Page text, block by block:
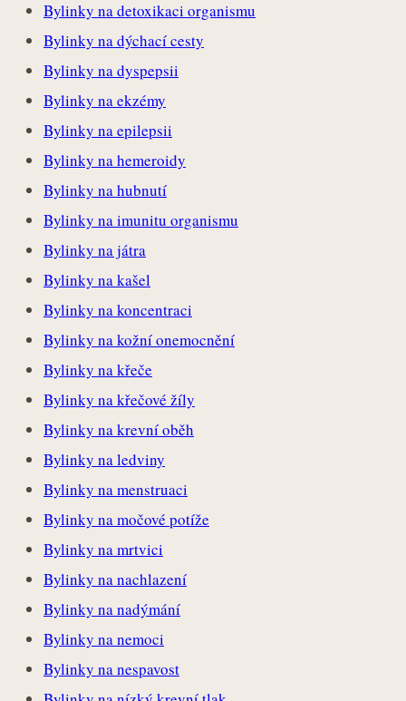
Bylinky na detoxikaci organismu
Bylinky na dýchací cesty
Bylinky na dyspepsii
Bylinky na ekzémy
Bylinky na epilepsii
Bylinky na hemeroidy
Bylinky na hubnutí
Bylinky na imunitu organismu
Bylinky na játra
Bylinky na kašel
Bylinky na koncentraci
Bylinky na kožní onemocnění
Bylinky na křeče
Bylinky na křečové žíly
Bylinky na krevní oběh
Bylinky na ledviny
Bylinky na menstruaci
Bylinky na močové potíže
Bylinky na mrtvici
Bylinky na nachlazení
Bylinky na nadýmání
Bylinky na nemoci
Bylinky na nespavost